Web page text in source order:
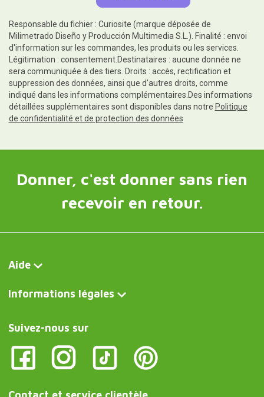
Responsable du fichier : Curiosite (marque déposée de
Milimetrado Diseño y Producción Multimedia S.L.). Finalité : envoi
d'information sur les commandes, les produits ou les services.
Légitimation : consentement.Destinataires : aucune donnée ne
sera communiquée à des tiers. Droits : accès, rectification et
suppression des données, ainsi que d'autres droits, comme
indiqué dans les informations complémentaires.Des informations
détaillées supplémentaires sont disponibles dans notre Politique
de confidentialité et de protection des données
Donner, c'est donner sans rien
recevoir en retour.
Aide
Informations légales
Suivez-nous sur